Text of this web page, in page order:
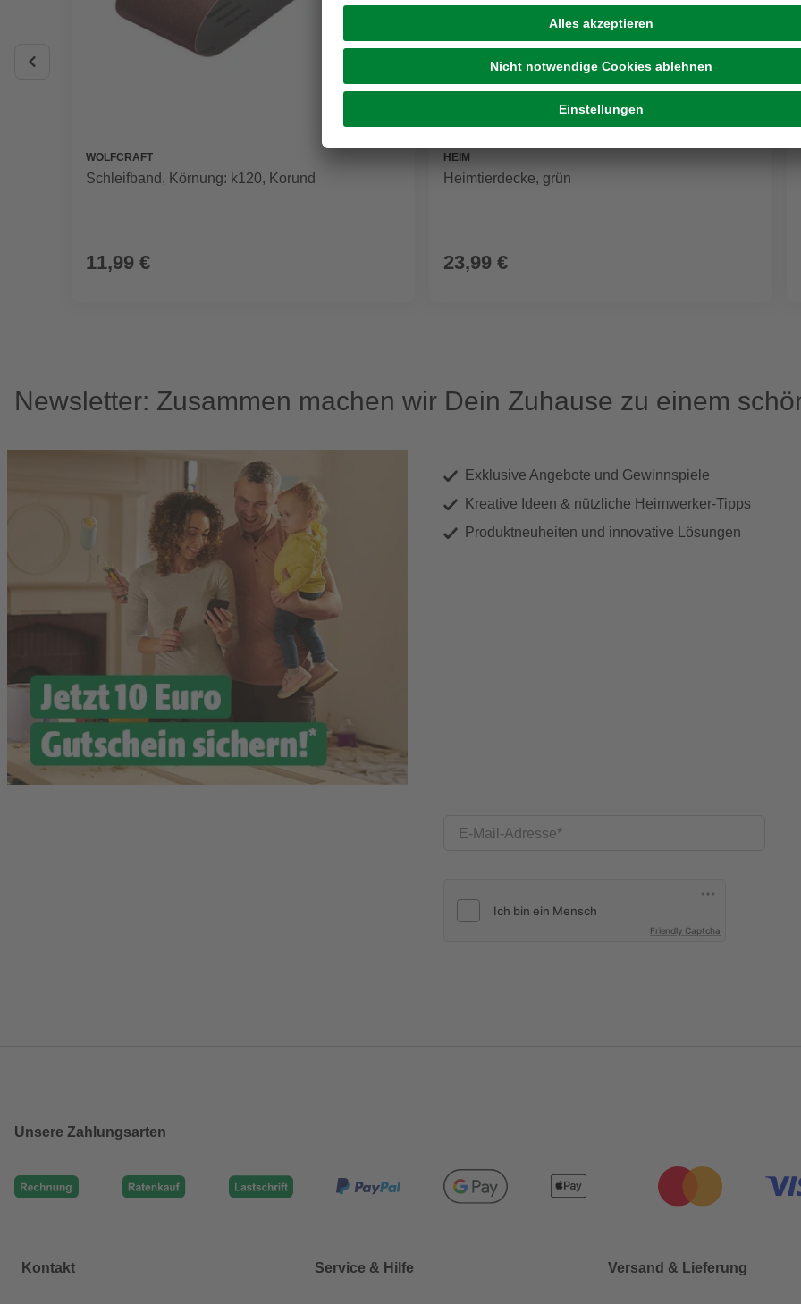
WOLFCRAFT
Schleifband, Körnung: k120, Korund
11,99 €
HEIM
Heimtierdecke, grün
23,99 €
Newsletter: Zusammen machen wir Dein Zuhause zu einem
Exklusive Angebote und Gewinnspiele
Kreative Ideen & nützliche Heimwerker-Tipps
Produktneuheiten und innovative Lösungen
E-Mail-Adresse
Friendly Captcha
Unsere Zahlungsarten
Kontakt Service & Hilfe Versand & Lieferung